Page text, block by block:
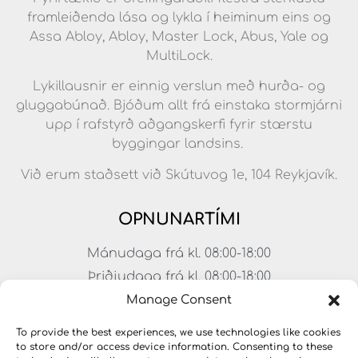
Manage Consent
To provide the best experiences, we use technologies like cookies
to store and/or access device information. Consenting to these
framleiðenda lása og lykla í heiminum eins og
Assa Abloy, Abloy, Master Lock, Abus, Yale og
MultiLock.
Lykillausnir er einnig verslun með hurða- og
gluggabúnað. Bjóðum allt frá einstaka stormjárni
upp í rafstyrð aðgangskerfi fyrir stærstu
byggingar landsins.
Við erum staðsett við Skútuvog 1e, 104 Reykjavík.
OPNUNARTÍMI
Mánudaga frá kl. 08:00-18:00
Þriðjudaga frá kl. 08:00-18:00
Miðvikudaga frá kl. 08:00-18:00
Föstudaga frá kl. 08:00-17:00